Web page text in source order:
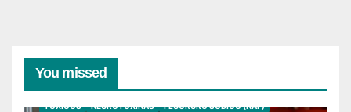
You missed
TÓXICOS NEUROTOXINAS
FLUORURO SÓDICO (NAF)